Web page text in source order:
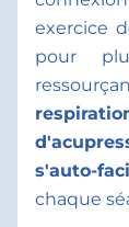
exercice
pour
s'auto-
chaque